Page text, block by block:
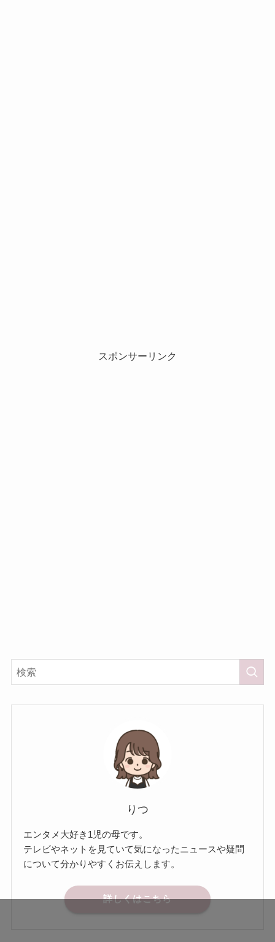
スポンサーリンク
りつ
エンタメ大好き1児の母です。
テレビやネットを見ていて気になったニュースや疑問
について分かりやすくお伝えします。
詳しくはこちら